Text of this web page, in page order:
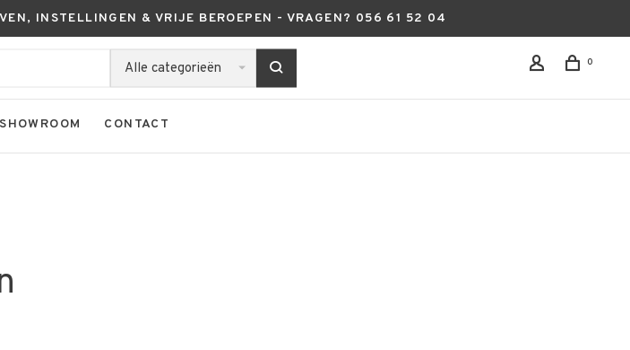
INSTELLINGEN & VRIJE BEROEPEN - VRAGEN? 056 61 52 04
Alle categorieën 0
SHOWROOM CONTACT